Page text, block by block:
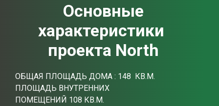
ОБЩАЯ ПЛОЩАДЬ ДОМА : 148 КВ.М.
ПЛОЩАДЬ ВНУТРЕННИХ
ПОМЕЩЕНИЙ 108 КВ.М.
Основные
характеристики
проекта North